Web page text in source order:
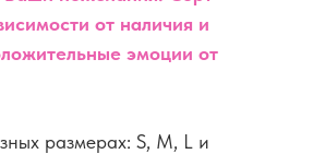
от наличия и
эмоции от
размерах: S, M, L и